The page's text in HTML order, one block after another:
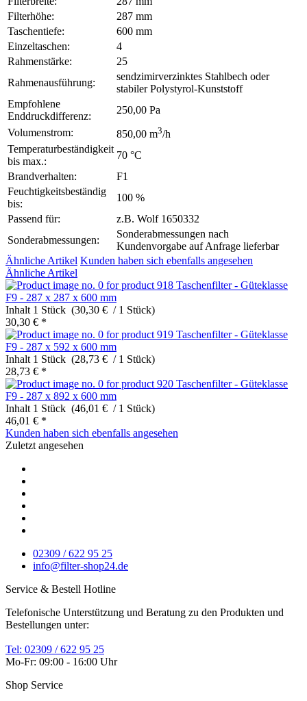
Filterhöhe:
287 mm
Taschentiefe:
600 mm
Einzeltaschen:
4
Rahmenstärke:
25
Rahmenausführung:
sendzimirverzinktes Stahlbech oder
stabiler Polystyrol-Kunststoff
Empfohlene
Enddruckdifferenz:
250,00 Pa
Volumenstrom:
850,00 m3/h
Temperaturbeständigkeit
bis max.:
70 °C
Brandverhalten:
F1
Feuchtigkeitsbeständig
bis:
100 %
Passend für:
z.B. Wolf 1650332
Sonderabmessungen:
Sonderabmessungen nach
Kundenvorgabe auf Anfrage lieferbar
Ähnliche Artikel Kunden haben sich ebenfalls angesehen
Ähnliche Artikel
Taschenfilter - Güteklasse
F9 - 287 x 287 x 600 mm
Inhalt 1 Stück (30,30 € / 1 Stück)
30,30 € *
Taschenfilter - Güteklasse
F9 - 287 x 592 x 600 mm
Inhalt 1 Stück (28,73 € / 1 Stück)
28,73 € *
Taschenfilter - Güteklasse
F9 - 287 x 892 x 600 mm
Inhalt 1 Stück (46,01 € / 1 Stück)
46,01 € *
Kunden haben sich ebenfalls angesehen
Zuletzt angesehen
02309 / 622 95 25
info@filter-shop24.de
Service & Bestell Hotline
Telefonische Unterstützung und Beratung zu den Produkten und
Bestellungen unter:
Tel: 02309 / 622 95 25
Mo-Fr: 09:00 - 16:00 Uhr
Shop Service